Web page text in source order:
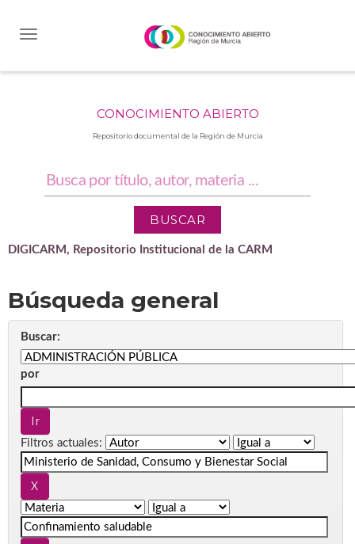
CONOCIMIENTO ABIERTO
Repositorio documental de la Región de Murcia
DIGICARM, Repositorio Institucional de la CARM
Búsqueda general
Buscar:
por
Filtros actuales: